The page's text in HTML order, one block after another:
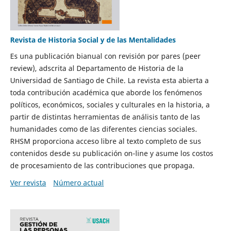
Revista de Historia Social y de las Mentalidades
Es una publicación bianual con revisión por pares (peer
review), adscrita al Departamento de Historia de la
Universidad de Santiago de Chile. La revista esta abierta a
toda contribución académica que aborde los fenómenos
políticos, económicos, sociales y culturales en la historia, a
partir de distintas herramientas de análisis tanto de las
humanidades como de las diferentes ciencias sociales.
RHSM proporciona acceso libre al texto completo de sus
contenidos desde su publicación on-line y asume los costos
de procesamiento de las contribuciones que propaga.
Ver revista
Número actual